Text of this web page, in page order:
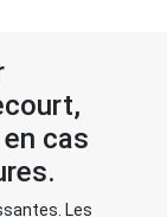
cas
Les